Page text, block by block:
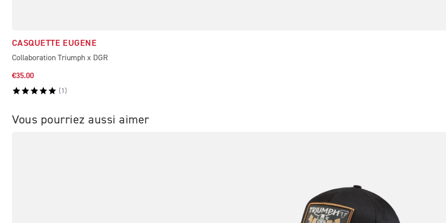
CASQUETTE EUGENE
Collaboration Triumph x DGR
€35.00
( 1 )
Vous pourriez aussi aimer